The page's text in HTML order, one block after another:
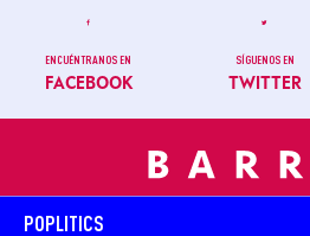
ENCUÉNTRANOS EN
FACEBOOK
SÍGUENOS EN
TWITTER
POPLITICS